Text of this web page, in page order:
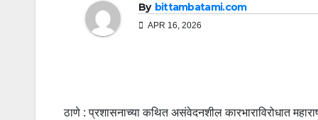
By bittambatami.com
APR 16, 2026
ठाणे : प्रशासनाच्या कथित असंवेदनशील कारभाराविरोधात